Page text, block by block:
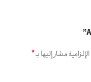
مشار إليها بـ*